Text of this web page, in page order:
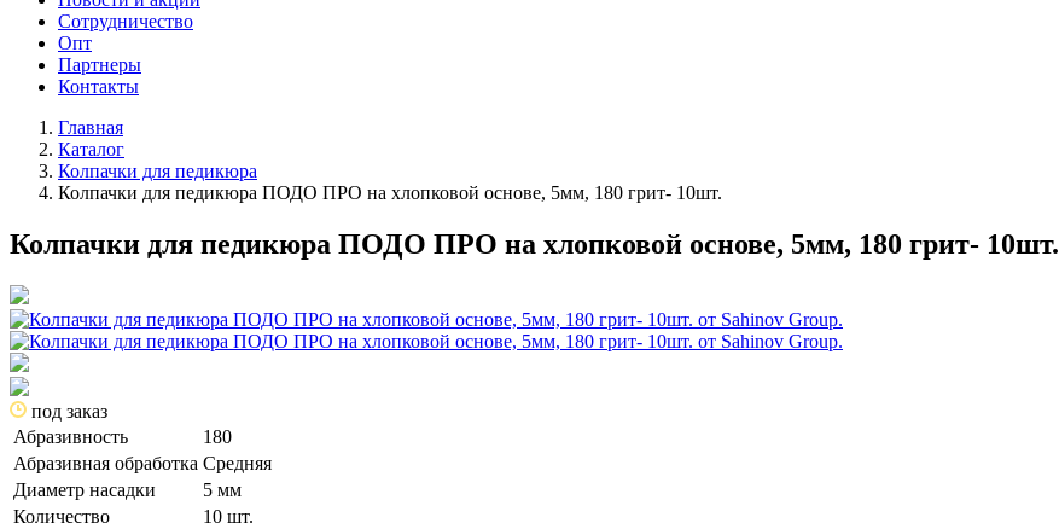
Сотрудничество
Опт
Партнеры
Контакты
Главная
Каталог
Колпачки для педикюра
Колпачки для педикюра ПОДО ПРО на хлопковой основе, 5мм, 180 грит- 10шт.
Колпачки для педикюра ПОДО ПРО на хлопковой основе, 5мм, 180 грит- 10шт.
под заказ
Абразивность
180
Абразивная обработка Средняя
Диаметр насадки
5 мм
Количество
10 шт.